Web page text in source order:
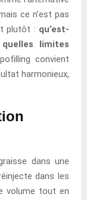
ce n’est pas
plutôt : qu’est-
limites
convient
harmonieux,
dans une
dans les
volume tout en